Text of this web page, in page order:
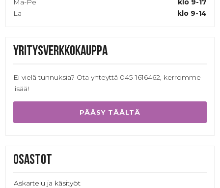
Ma-Pe
klo 9-17
La
klo 9-14
Yritysverkkokauppa
Ei vielä tunnuksia? Ota yhteyttä 045-1616462, kerromme
lisää!
PÄÄSY TÄÄLTÄ
Osastot
Askartelu ja käsityöt